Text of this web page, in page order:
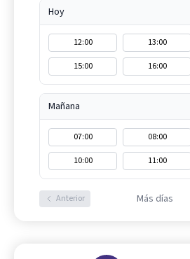
Hoy
12:00 13:00
15:00
16:00
Mañana
07:00 08:00
10:00
11:00
Anterior Más días